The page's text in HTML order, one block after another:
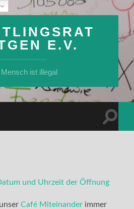
E.V.
ist illegal
und Uhrzeit der Öffnung
Café Miteinander immer